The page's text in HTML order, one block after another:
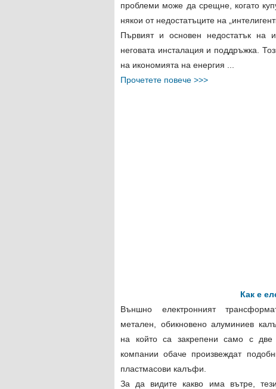
проблеми може да срещне, когато
някои от недостатъците на
Първият и основен недостатък на
неговата инсталация и поддръжка.
на икономията на енергия ...
Прочетете повече >>>
Как е
Външно електронният
метален, обикновено алуминиев
на който са закрепени само с две
компании обаче произвеждат
пластмасови калъфи.
За да видите какво има вътре,